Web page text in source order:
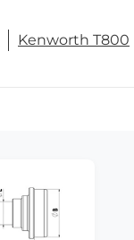
Kenworth T800